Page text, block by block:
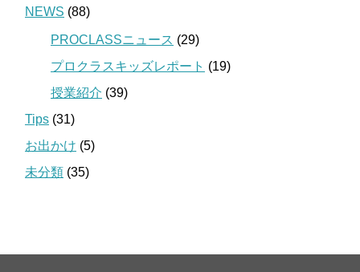
NEWS (88)
PROCLASSニュース (29)
プロクラスキッズレポート (19)
授業紹介 (39)
Tips (31)
お出かけ (5)
未分類 (35)